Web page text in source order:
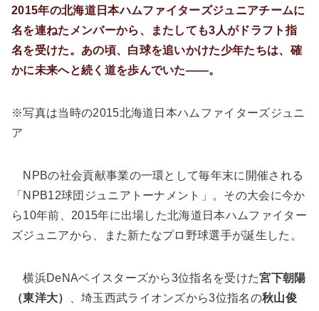
2015年の北海道日本ハムファイターズジュニアチームに
名を連ねたメンバーから、またしても3人がドラフト指
名を受けた。あの頃、白球を追いかけた少年たちは、確
かに未来へと続く道を歩んでいた――。
※写真は当時の2015北海道日本ハムファイターズジュニ
ア
NPBの社会貢献事業の一環として毎年末に開催される
「NPB12球団ジュニアトーナメント」。その大会に今か
ら10年前、2015年に出場した北海道日本ハムファイター
ズジュニアから、また新たなプロ野球選手が誕生した。
横浜DeNAベイスターズから3位指名を受けた宮下朝陽
（東洋大）
、埼玉西武ライオンズから3位指名の秋山俊